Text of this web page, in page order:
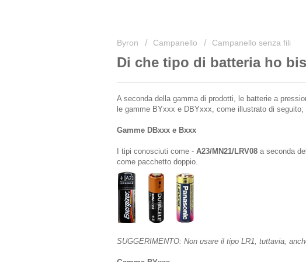
Byron Campanello Campanello senza fili
Di che tipo di batteria ho
A seconda della gamma di prodotti, le batterie a
le gamme BYxxx e DBYxxx, come illustrato di seguito;
Gamme DBxxx e Bxxx
I tipi conosciuti come - A23/MN21/LRV08 a seconda
come pacchetto doppio.
SUGGERIMENTO: Non usare il tipo LR1, tuttavia,